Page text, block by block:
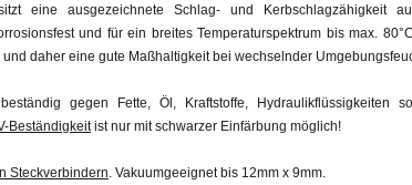
eine ausgezeichnete Schlag- und Kerbschlagzähigkeit
und für ein breites Temperaturspektrum bis max.
daher eine gute Maßhaltigkeit bei wechselnder
gegen Fette, Öl, Kraftstoffe, Hydraulikflüssigkeiten
Beständigkeitist nur mit schwarzer Einfärbung möglich!
Steckverbindern. Vakuumgeeignet bis 12mm x 9mm.